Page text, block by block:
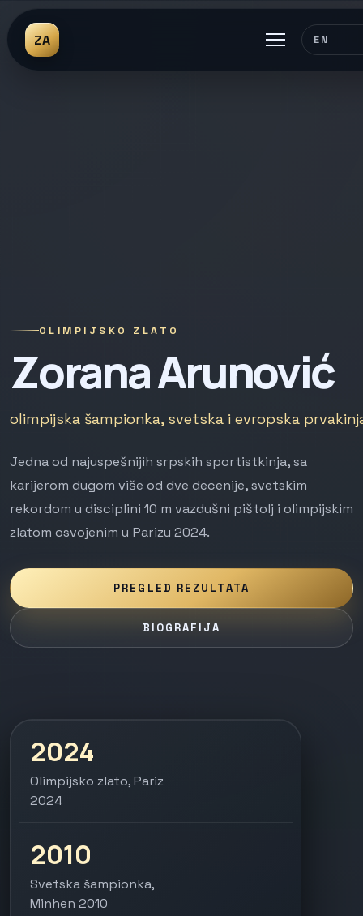
ZA EN
OLIMPIJSKO ZLATO
Zorana Arunović
olimpijska šampionka, svetska i evropska
Jedna od najuspešnijih srpskih sportistkinja, sa
karijerom dugom više od dve decenije, svetskim
rekordom u disciplini 10 m vazdušni pištolj i olimpijskim
zlatom osvojenim u Parizu 2024.
PREGLED REZULTATA
BIOGRAFIJA
2024
Olimpijsko zlato, Pariz
2024
2010
Svetska šampionka,
Minhen 2010